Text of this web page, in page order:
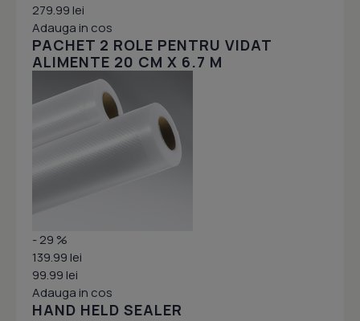
279.99 lei
Adauga in cos
PACHET 2 ROLE PENTRU VIDAT
ALIMENTE 20 CM X 6.7 M
- 29 %
139.99 lei
99.99 lei
Adauga in cos
HAND HELD SEALER